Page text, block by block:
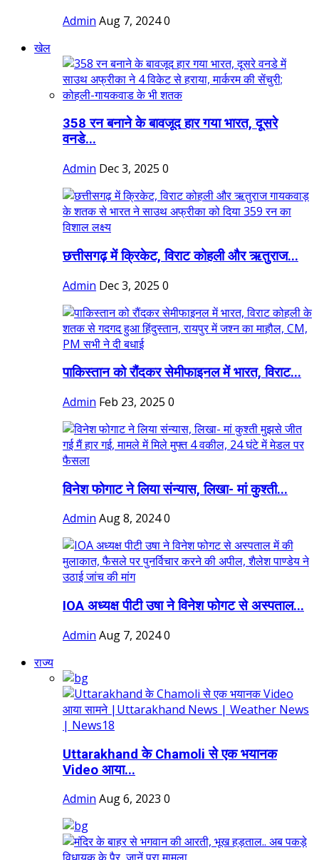
Admin Aug 7, 20240
खेल
358 रन बनाने के बावजूद हार गया भारत, दूसरे
वनडे...
Admin Dec 3, 2025 0
छत्तीसगढ़ में क्रिकेट, विराट कोहली और ऋतुराज...
Admin Dec 3, 2025 0
पाकिस्तान को रौंदकर सेमीफाइनल में भारत, विराट...
Admin Feb 23, 2025 0
विनेश फोगाट ने लिया संन्यास, लिखा- मां कुश्ती...
Admin Aug 8, 20240
IOA अध्यक्ष पीटी उषा ने विनेश फोगट से अस्पताल...
Admin Aug 7, 20240
राज्य
Uttarakhand के Chamoli से एक भयानक
Video आया...
Admin Aug 6, 2023 0